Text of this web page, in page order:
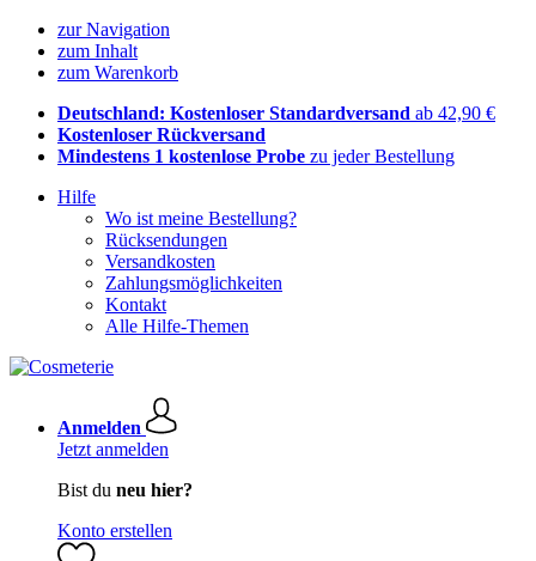
zur Navigation
zum Inhalt
zum Warenkorb
Deutschland: Kostenloser Standardversand ab 42,90 €
Kostenloser Rückversand
Mindestens 1 kostenlose Probe zu jeder Bestellung
Hilfe
Wo ist meine Bestellung?
Rücksendungen
Versandkosten
Zahlungsmöglichkeiten
Kontakt
Alle Hilfe-Themen
Anmelden
Jetzt anmelden
Bist du neu hier?
Konto erstellen